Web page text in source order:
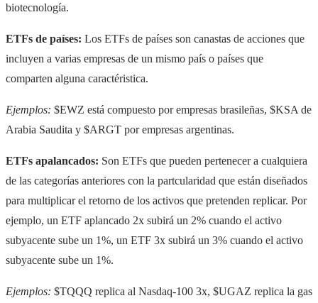
biotecnología.
ETFs de países: Los ETFs de países son canastas de acciones que
incluyen a varias empresas de un mismo país o países que
comparten alguna caractéristica.
Ejemplos: $EWZ está compuesto por empresas brasileñas, $KSA de
Arabia Saudita y $ARGT por empresas argentinas.
ETFs apalancados: Son ETFs que pueden pertenecer a cualquiera
de las categorías anteriores con la partcularidad que están diseñados
para multiplicar el retorno de los activos que pretenden replicar. Por
ejemplo, un ETF aplancado 2x subirá un 2% cuando el activo
subyacente sube un 1%, un ETF 3x subirá un 3% cuando el activo
subyacente sube un 1%.
Ejemplos: $TQQQ replica al Nasdaq-100 3x, $UGAZ replica la gas